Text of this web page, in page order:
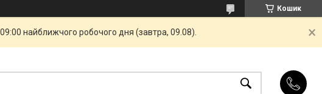
Кошик
найближчого робочого дня (завтра, 09.08).